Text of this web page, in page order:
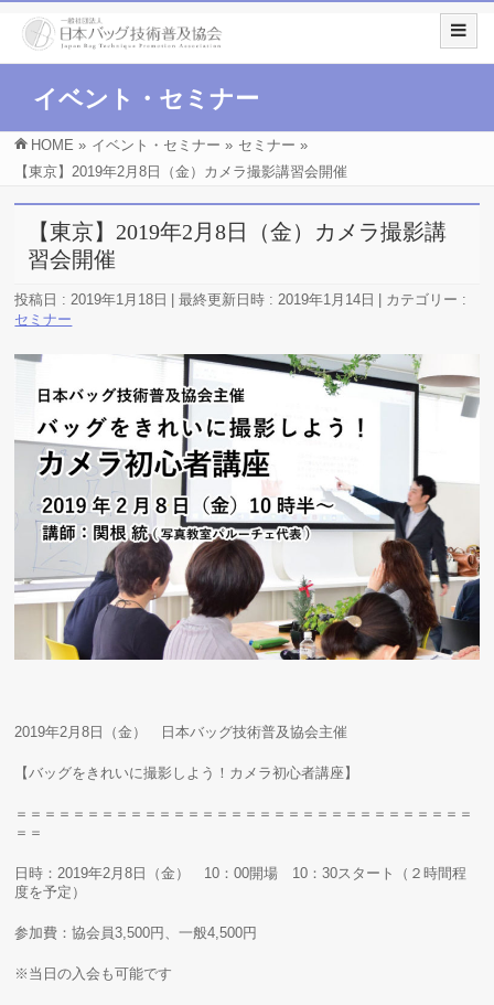
イベント・セミナー
HOME » イベント・セミナー » セミナー »
【東京】2019年2月8日（金）カメラ撮影講習会開催
【東京】2019年2月8日（金）カメラ撮影講
習会開催
投稿日 : 2019年1月18日 最終更新日時 : 2019年1月14日
カテゴリー :
セミナー
2019年2月8日（金） 日本バッグ技術普及協会主催
【バッグをきれいに撮影しよう！カメラ初心者講座】
＝＝＝＝＝＝＝＝＝＝＝＝＝＝＝＝＝＝＝＝＝＝＝＝＝＝＝＝＝＝＝＝
＝＝
日時：2019年2月8日（金） 10：00開場 10：30スタート（２時間程
度を予定）
参加費：協会員3,500円、一般4,500円
※当日の入会も可能です